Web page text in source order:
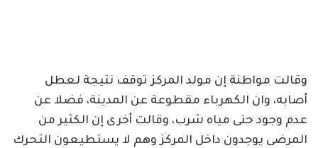
وقالت مواطنة إن مولد المركز توقف نتيجة لعطل
أصابه، وان الكهرباء مقطوعة عن المدينة، فضلا عن
عدم وجود حتى مياه شرب، وقالت أخرى إن الكثير من
المرضى يوجدون داخل المركز وهم لا يستطيعون التحرك